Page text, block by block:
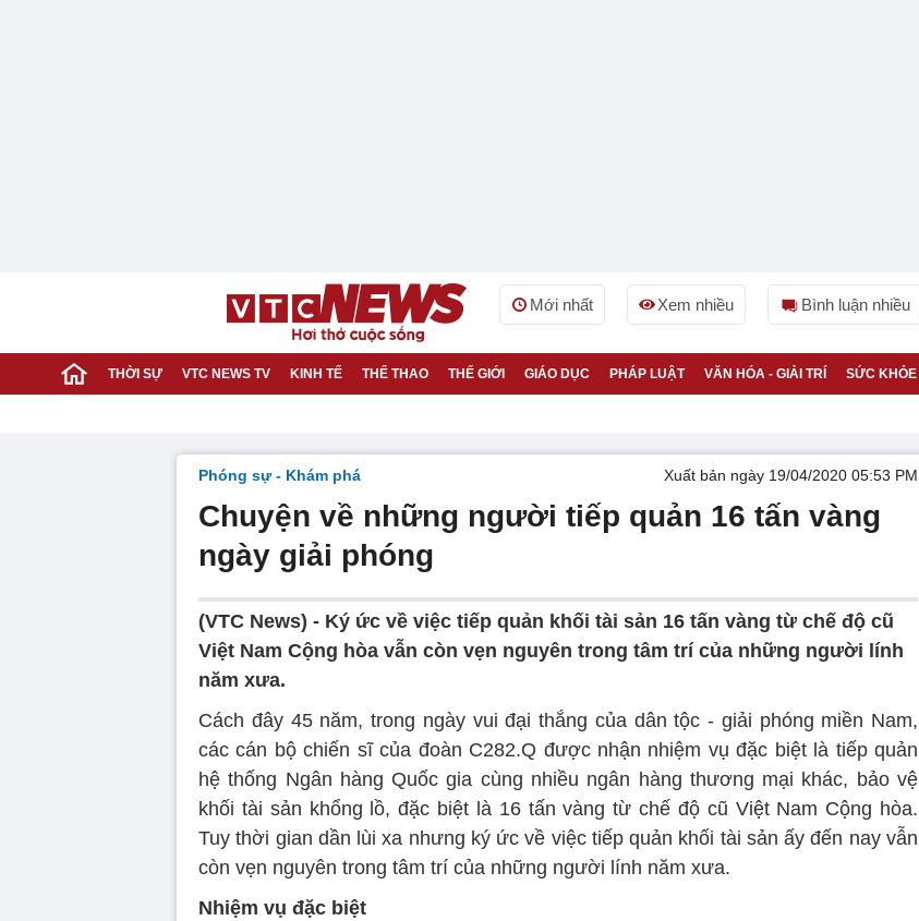
Mới nhất Xem nhiều Bình luận nhiều
THỜI SỰ VTC NEWS TV KINH TẾ THỂ THAO THẾ GIỚI GIÁO DỤC PHÁP LUẬT VĂN HÓA - GIẢI TRÍ SỨC KHỎE
Phóng sự - Khám phá Xuất bản ngày 19/04/2020 05:53 PM
Chuyện về những người tiếp quản 16 tấn vàng
ngày giải phóng
(VTC News) - Ký ức về việc tiếp quản khối tài sản 16 tấn vàng từ chế độ cũ
Việt Nam Cộng hòa vẫn còn vẹn nguyên trong tâm trí của những người lính
năm xưa.
Cách đây 45 năm, trong ngày vui đại thắng của dân tộc - giải phóng miền Nam,
các cán bộ chiến sĩ của đoàn C282.Q được nhận nhiệm vụ đặc biệt là tiếp quản
hệ thống Ngân hàng Quốc gia cùng nhiều ngân hàng thương mại khác, bảo vệ
khối tài sản khổng lồ, đặc biệt là 16 tấn vàng từ chế độ cũ Việt Nam Cộng hòa.
Tuy thời gian dần lùi xa nhưng ký ức về việc tiếp quản khối tài sản ấy đến nay vẫn
còn vẹn nguyên trong tâm trí của những người lính năm xưa.
Nhiệm vụ đặc biệt